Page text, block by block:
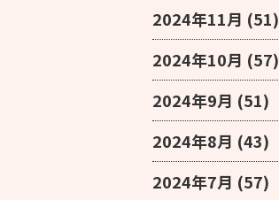
2024年11月 (51)
2024年10月 (57)
2024年9月 (51)
2024年8月 (43)
2024年7月 (57)